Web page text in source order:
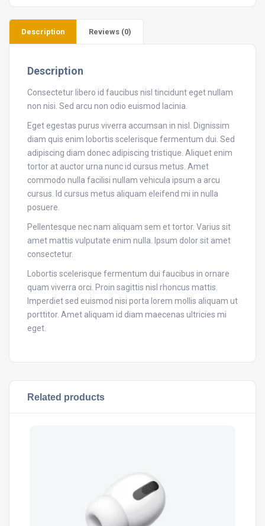
Description Reviews (0)
Description
Consectetur libero id faucibus nisl tincidunt eget nullam
non nisi. Sed arcu non odio euismod lacinia.
Eget egestas purus viverra accumsan in nisl. Dignissim
diam quis enim lobortis scelerisque fermentum dui. Sed
adipiscing diam donec adipiscing tristique. Aliquet enim
tortor at auctor urna nunc id cursus metus. Amet
commodo nulla facilisi nullam vehicula ipsum a arcu
cursus. Id cursus metus aliquam eleifend mi in nulla
posuere.
Pellentesque nec nam aliquam sem et tortor. Varius sit
amet mattis vulputate enim nulla. Ipsum dolor sit amet
consectetur.
Lobortis scelerisque fermentum dui faucibus in ornare
quam viverra orci. Proin sagittis nisl rhoncus mattis.
Imperdiet sed euismod nisi porta lorem mollis aliquam ut
porttitor. Amet aliquam id diam maecenas ultricies mi
eget.
Related products